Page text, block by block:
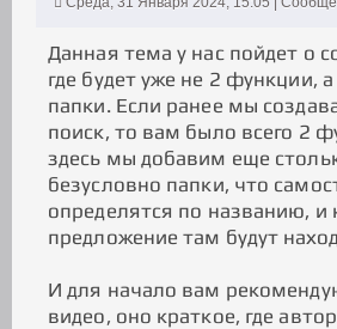
Данная тема у нас пойдет о
где будет уже не 2 функции,
папки. Если ранее мы
поиск, то вам было всего 2
здесь мы добавим еще
безусловно папки, что
определятся по названию, и
предложение там будут
И для начало вам
видео, оно краткое, где